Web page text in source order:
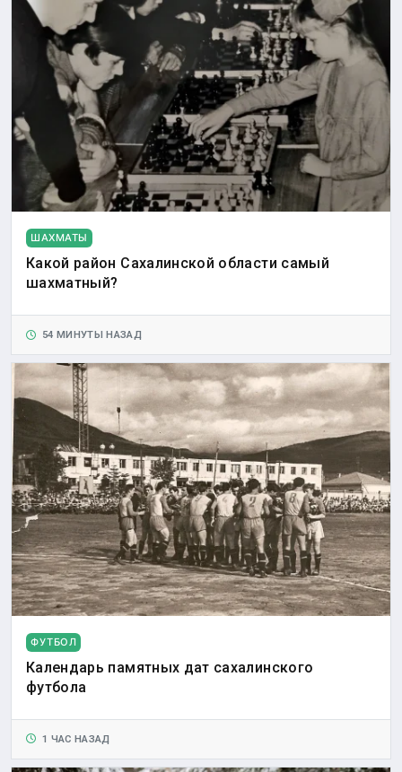
ШАХМАТЫ
Какой район Сахалинской области самый
шахматный?
54 МИНУТЫ НАЗАД
ФУТБОЛ
Календарь памятных дат сахалинского
футбола
1 ЧАС НАЗАД